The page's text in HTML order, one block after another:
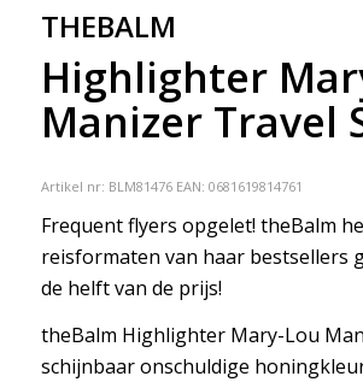
THEBALM
Highlighter
Manizer Travel
Artikel nr: BLM81476 EAN: 0681619814761
Frequent flyers opgelet! theBalm
reisformaten van haar bestsellers
de helft van de prijs!
theBalm Highlighter Mary-Lou
schijnbaar onschuldige